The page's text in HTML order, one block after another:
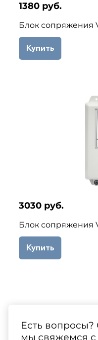
1380 руб.
Блок сопряжения
Купить
3030 руб.
Блок сопряжения
Купить
Есть вопросы?
мы свяжемся